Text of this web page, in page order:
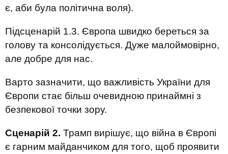
є, аби була політична воля).
Підсценарій 1.3. Європа швидко береться за
голову та консолідується. Дуже малоймовірно,
але добре для нас.
Варто зазначити, що важливість України для
Європи стає більш очевидною принаймні з
безпекової точки зору.
Сценарій 2. Трамп вирішує, що війна в Європі
є гарним майданчиком для того, щоб проявити